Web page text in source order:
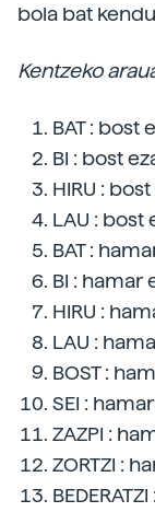
bola bat kendu
Kentzeko
BAT : bost
BI : bost
HIRU :
LAU : bost
BAT :
BI : hamar
HIRU :
LAU :
BOST :
SEI :
ZAZPI :
ZORTZI :